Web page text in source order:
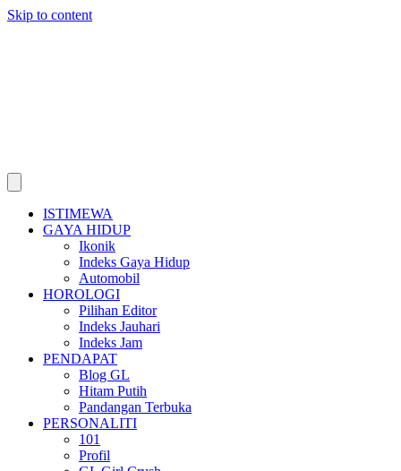
Skip to content
ISTIMEWA
GAYA HIDUP
Ikonik
Indeks Gaya Hidup
Automobil
HOROLOGI
Pilihan Editor
Indeks Jauhari
Indeks Jam
PENDAPAT
Blog GL
Hitam Putih
Pandangan Terbuka
PERSONALITI
101
Profil